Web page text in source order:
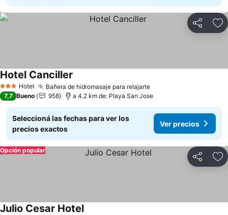
Compartir
3 Estrellas
Hotel Bañera de hidromasaje para relajarte
Hotel Canciller
7,7 Bueno 958 a 4.2 km de: Playa San Jose
Seleccioná las fechas para ver los
precios exactos
Ver precios
Compartir
Opción popular
Julio Cesar Hotel